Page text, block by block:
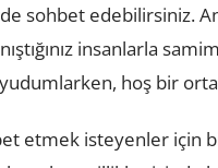
sohbet edebilirsiniz.
insanlarla
hoş bir
etmek isteyenler için